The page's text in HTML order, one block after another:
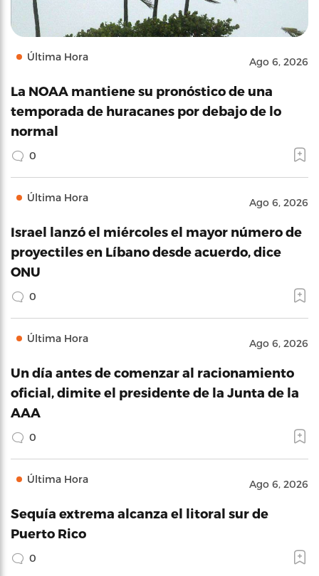
Última Hora Ago 6, 2026
La NOAA mantiene su pronóstico de una
temporada de huracanes por debajo de lo
normal
0
Última Hora Ago 6, 2026
Israel lanzó el miércoles el mayor número de
proyectiles en Líbano desde acuerdo, dice
ONU
0
Última Hora Ago 6, 2026
Un día antes de comenzar al racionamiento
oficial, dimite el presidente de la Junta de la
AAA
0
Última Hora Ago 6, 2026
Sequía extrema alcanza el litoral sur de
Puerto Rico
0